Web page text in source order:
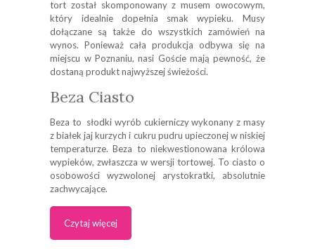
tort został skomponowany z musem owocowym,
który idealnie dopełnia smak wypieku. Musy
dołączane są także do wszystkich zamówień na
wynos. Ponieważ cała produkcja odbywa się na
miejscu w Poznaniu, nasi Goście mają pewność, że
dostaną produkt najwyższej świeżości.
Beza Ciasto
Beza to słodki wyrób cukierniczy wykonany z masy
z białek jaj kurzych i cukru pudru upieczonej w niskiej
temperaturze. Beza to niekwestionowana królowa
wypieków, zwłaszcza w wersji tortowej. To ciasto o
osobowości wyzwolonej arystokratki, absolutnie
zachwycające.
Czytaj więcej